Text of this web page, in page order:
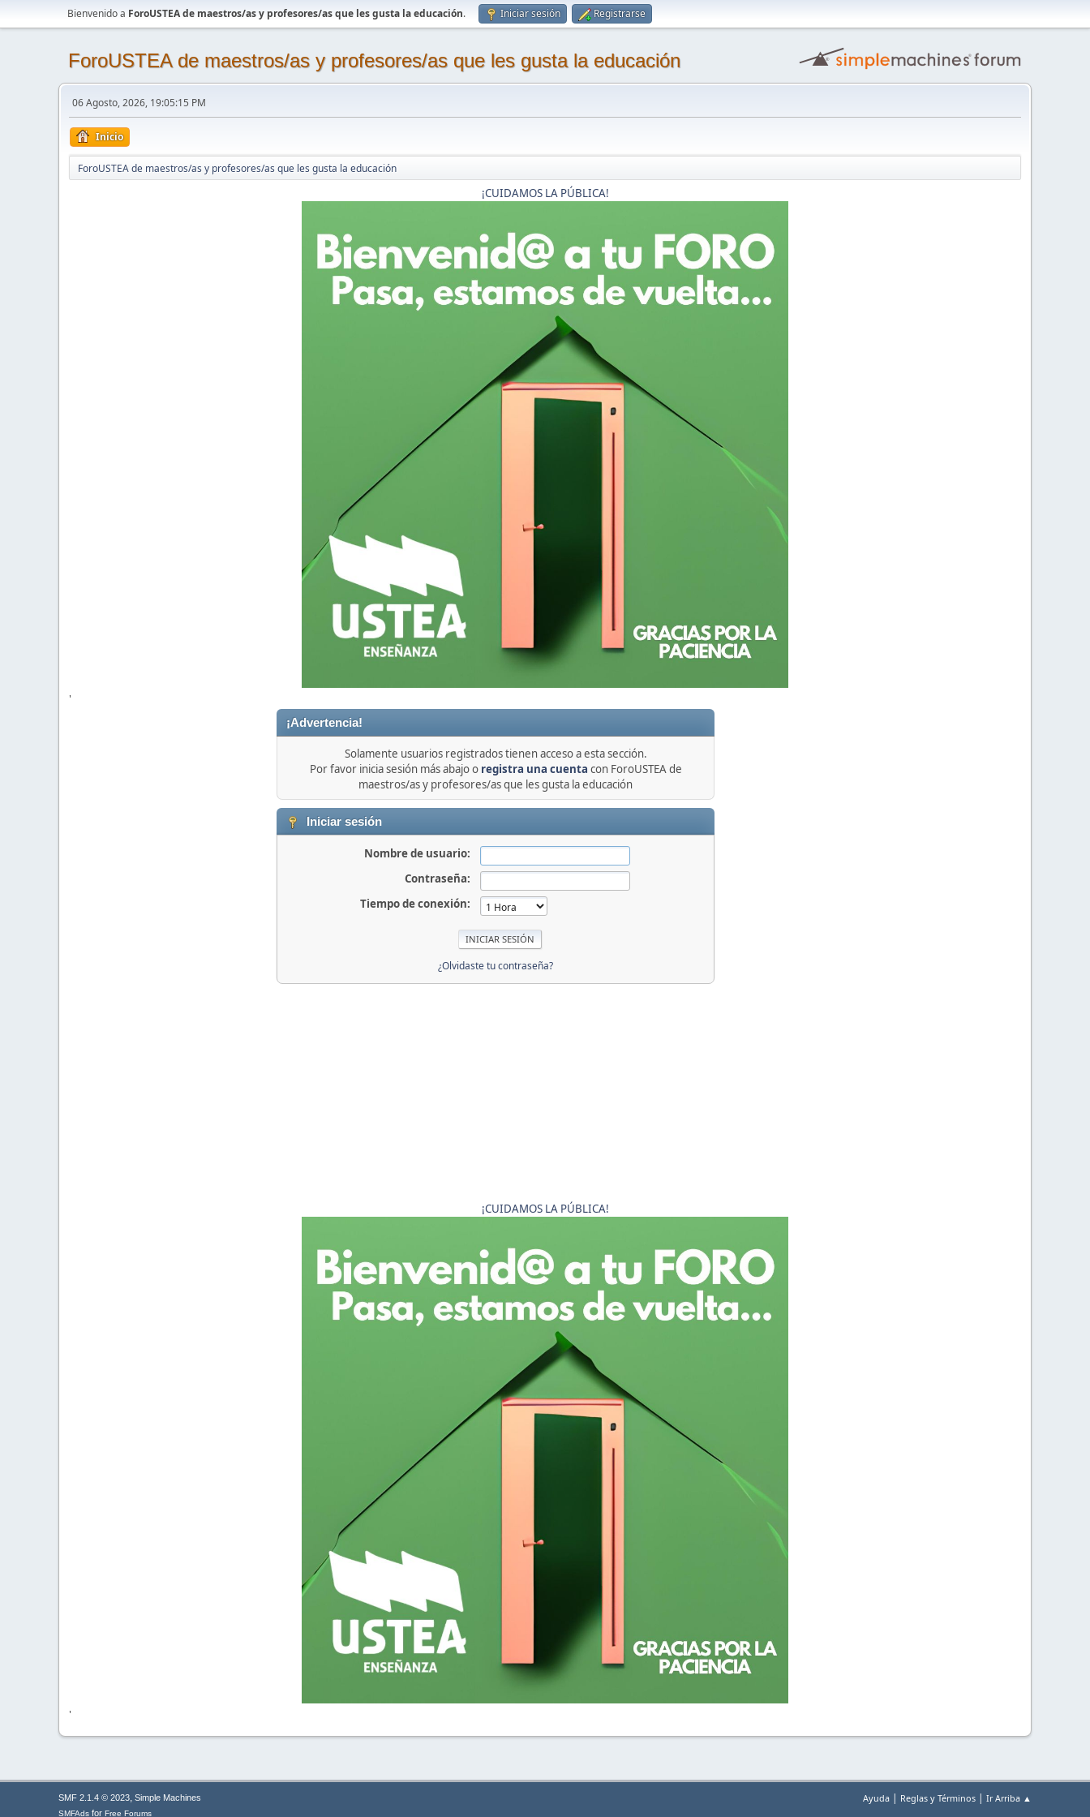
Bienvenido a ForoUSTEA de maestros/as y profesores/as que les gusta la educación. Iniciar sesión Registrarse
ForoUSTEA de maestros/as y profesores/as que les gusta la educación
06 Agosto, 2026, 19:05:15 PM
Inicio
ForoUSTEA de maestros/as y profesores/as que les gusta la educación
¡CUIDAMOS LA PÚBLICA!
'
¡Advertencia!
Solamente usuarios registrados tienen acceso a esta sección.
Por favor inicia sesión más abajo o registra una cuenta con ForoUSTEA de
maestros/as y profesores/as que les gusta la educación
Iniciar sesión
Nombre de usuario:
Contraseña:
Tiempo de conexión:
¿Olvidaste tu contraseña?
¡CUIDAMOS LA PÚBLICA!
'
Ayuda | Reglas y Términos | Ir Arriba ▲
SMF 2.1.4 © 2023, Simple Machines
SMFAds for Free Forums